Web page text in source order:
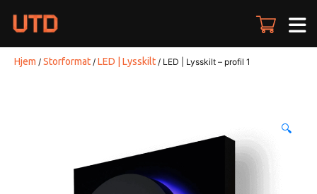
Hjem / Storformat / LED | Lysskilt / LED | Lysskilt – profil 1
🔍